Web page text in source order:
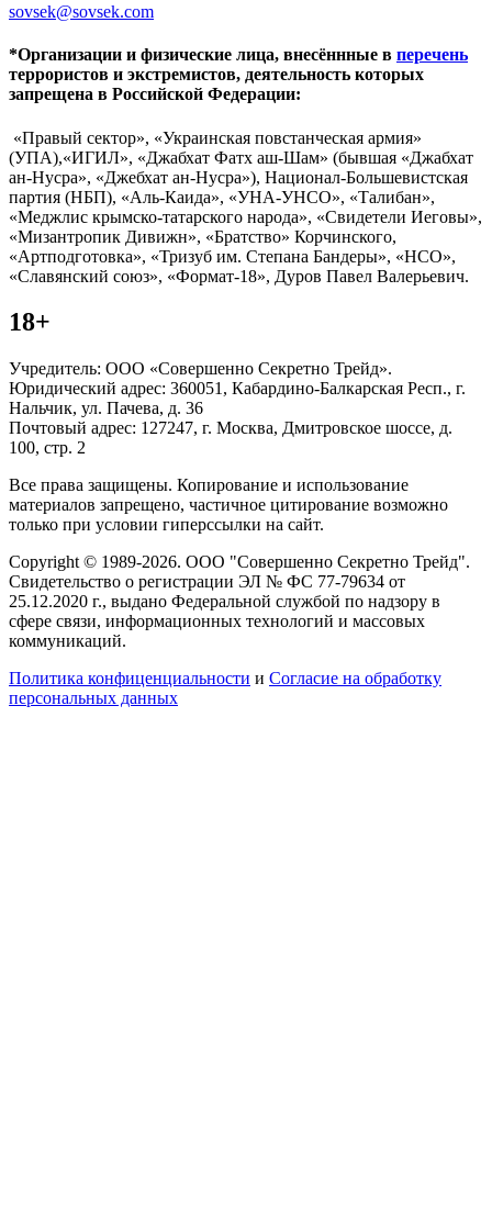
sovsek@sovsek.com
*Организации и физические лица, внесённные в перечень
террористов и экстремистов, деятельность которых
запрещена в Российской Федерации:
«Правый сектор», «Украинская повстанческая армия»
(УПА),«ИГИЛ», «Джабхат Фатх аш-Шам» (бывшая «Джабхат
ан-Нусра», «Джебхат ан-Нусра»), Национал-Большевистская
партия (НБП), «Аль-Каида», «УНА-УНСО», «Талибан»,
«Меджлис крымско-татарского народа», «Свидетели Иеговы»,
«Мизантропик Дивижн», «Братство» Корчинского,
«Артподготовка», «Тризуб им. Степана Бандеры», «НСО»,
«Славянский союз», «Формат-18», Дуров Павел Валерьевич.
18+
Учредитель: ООО «Совершенно Секретно Трейд».
Юридический адрес: 360051, Кабардино-Балкарская Респ., г.
Нальчик, ул. Пачева, д. 36
Почтовый адрес: 127247, г. Москва, Дмитровское шоссе, д.
100, стр. 2
Все права защищены. Копирование и использование
материалов запрещено, частичное цитирование возможно
только при условии гиперссылки на сайт.
Copyright © 1989-2026. ООО "Совершенно Секретно Трейд".
Свидетельство о регистрации ЭЛ № ФС 77-79634 от
25.12.2020 г., выдано Федеральной службой по надзору в
сфере связи, информационных технологий и массовых
коммуникаций.
Политика конфиценциальности и Согласие на обработку
персональных данных